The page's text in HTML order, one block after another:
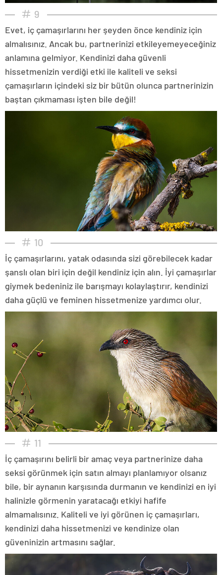
9
Evet, iç çamaşırlarını her şeyden önce kendiniz için
almalısınız. Ancak bu, partnerinizi etkileyemeyeceğiniz
anlamına gelmiyor. Kendinizi daha güvenli
hissetmenizin verdiği etki ile kaliteli ve seksi
çamaşırların içindeki siz bir bütün olunca partnerinizin
baştan çıkmaması işten bile değil!
10
İç çamaşırlarını, yatak odasında sizi görebilecek kadar
şanslı olan biri için değil kendiniz için alın. İyi çamaşırlar
giymek bedeniniz ile barışmayı kolaylaştırır, kendinizi
daha güçlü ve feminen hissetmenize yardımcı olur.
11
İç çamaşırını belirli bir amaç veya partnerinize daha
seksi görünmek için satın almayı planlamıyor olsanız
bile, bir aynanın karşısında durmanın ve kendinizi en iyi
halinizle görmenin yaratacağı etkiyi hafife
almamalısınız. Kaliteli ve iyi görünen iç çamaşırları,
kendinizi daha hissetmenizi ve kendinize olan
güveninizin artmasını sağlar.